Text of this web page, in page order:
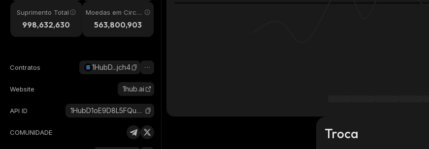
Suprimento Total
998,632,630
Moedas em Circul
ação
563,800,903
Contratos 1HubD...jch4
Website 1hub.ai
API ID 1HubD1oE9D8L5FQuSBs8r8NTgL3BgMqK1nkDx6Bjch4_solana
COMUNIDADE Troca